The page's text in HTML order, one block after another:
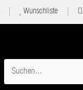
Wunschliste